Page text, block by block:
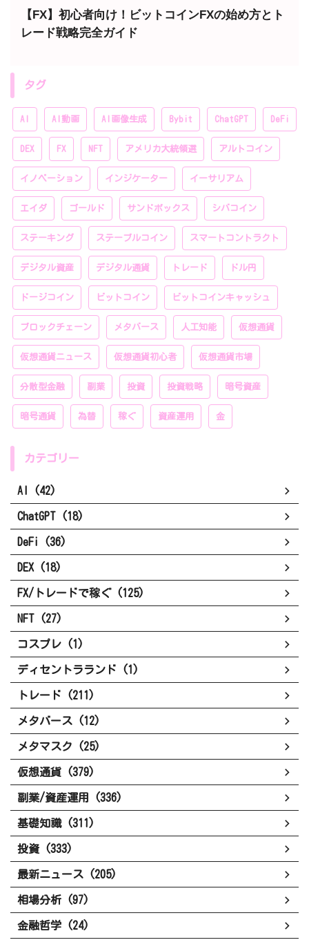
【FX】初心者向け！ビットコインFXの始め方とト
レード戦略完全ガイド
タグ
AI AI動画 AI画像生成 Bybit ChatGPT DeFi
DEX FX NFT アメリカ大統領選 アルトコイン
イノベーション インジケーター イーサリアム
エイダ ゴールド サンドボックス シバコイン
ステーキング ステーブルコイン スマートコントラクト
デジタル資産 デジタル通貨 トレード ドル円
ドージコイン ビットコイン ビットコインキャッシュ
ブロックチェーン メタバース 人工知能 仮想通貨
仮想通貨ニュース 仮想通貨初心者 仮想通貨市場
分散型金融 副業 投資 投資戦略 暗号資産
暗号通貨 為替 稼ぐ 資産運用 金
カテゴリー
AI (42)
ChatGPT (18)
DeFi (36)
DEX (18)
FX/トレードで稼ぐ (125)
NFT (27)
コスプレ (1)
ディセントラランド (1)
トレード (211)
メタバース (12)
メタマスク (25)
仮想通貨 (379)
副業/資産運用 (336)
基礎知識 (311)
投資 (333)
最新ニュース (205)
相場分析 (97)
金融哲学 (24)